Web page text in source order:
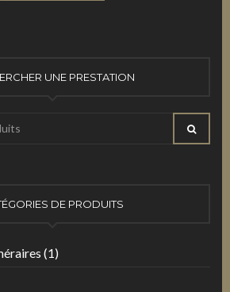
UNE PRESTATION
DE PRODUITS
(1)